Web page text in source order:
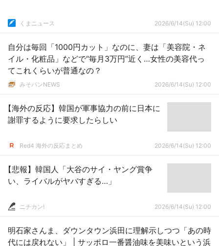
くまニュース 2026/6/14(Su) 12:00
自分は毎回「1000円カット」なのに、妻は「美容院・ネ
イル・化粧品」などで“毎月3万円”近く…女性の美容代っ
てこれくらいが普通なの？
みそパンNEWS 2026/6/14(Su) 12:00
【海外の反応】韓国が軍事協力の前に日本に
謝罪するように要求したらしい
Red4 海外の反応まとめ 2026/6/14(Su) 12:00
【悲報】韓国人「大谷のサイ・ヤング賞争
い、ライバルがヤバすぎる…」
ニチカン! 2026/6/14(Su) 12:00
明石家さんま、ダウンタウン浜田に理解示しつつ「あの時
代には戻れない」 | サッポロ一番醤油味を美味いという浜